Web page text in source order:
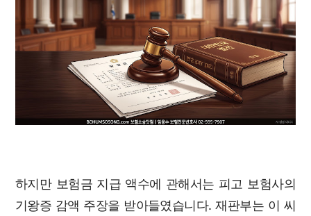
하지만 보험금 지급 액수에 관해서는 피고 보험사의
기왕증 감액 주장을 받아들였습니다. 재판부는 이 씨